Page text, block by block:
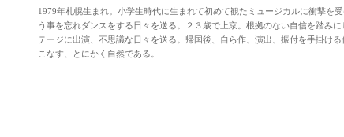
1979年札幌生まれ。小学生時代に生まれて初めて観たミュージカルに衝撃を受
う事を忘れダンスをする日々を送る。２３歳で上京。根拠のない自信を踏み
テージに出演、不思議な日々を送る。帰国後、自ら作、演出、振付を手掛ける
こなす、とにかく自然である。